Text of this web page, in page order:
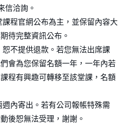
信洽詢。
程官網公布為主，並保留內容大
待完整資訊公布。
不提供退款。若您無法出席課
會為您保留名額一年，一年內若
程有興趣可轉移至該堂課，名額
內寄出。若有公司報帳特殊需
後恕無法受理，謝謝。